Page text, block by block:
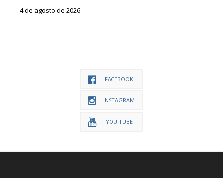
4 de agosto de 2026
FACEBOOK
INSTAGRAM
YOU TUBE